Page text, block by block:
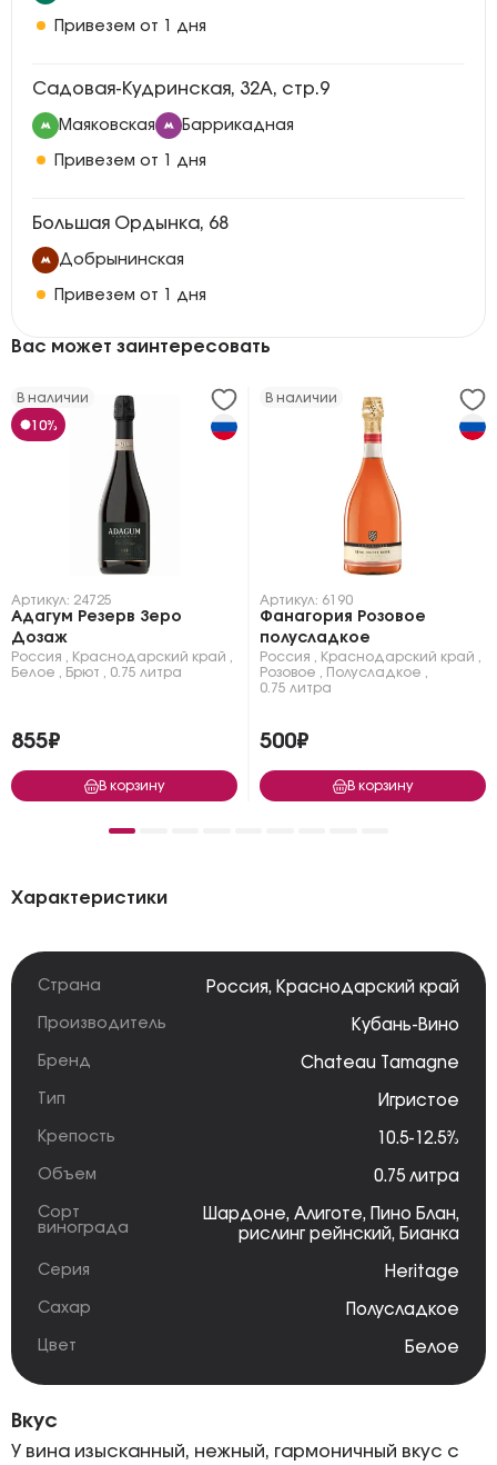
Привезем от 1 дня
Садовая-Кудринская, 32А, стр.9
Маяковская Баррикадная
Привезем от 1 дня
Большая Ордынка, 68
Добрынинская
Привезем от 1 дня
Вас может заинтересовать
В наличии
10%
Артикул: 24725
Адагум Резерв Зеро
Дозаж
Россия Краснодарский край
Белое
Брют 0.75 литра
855₽
В корзину
В наличии
Артикул: 6190
Фанагория Розовое
полусладкое
Россия Краснодарский край
Розовое
Полусладкое
0.75 литра
500₽
В корзину
Характеристики
Страна Россия, Краснодарский край
Производитель Кубань-Вино
Бренд Chateau Tamagne
Тип Игристое
Крепость 10.5-12.5%
Объем 0.75 литра
Сорт
винограда
Шардоне, Алиготе, Пино Блан,
рислинг рейнский, Бианка
Серия Heritage
Сахар Полусладкое
Цвет Белое
Вкус
У вина изысканный, нежный, гармоничный вкус с